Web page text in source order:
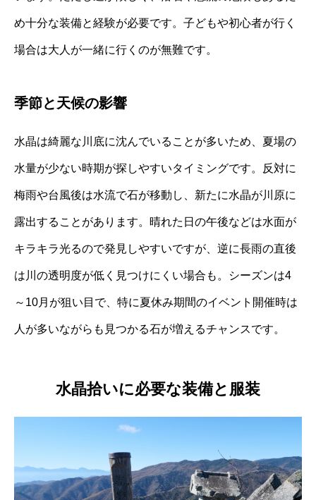
め十分な装備と経験が必要です。子どもや初心者が行く
場合は大人が一緒に行くのが無難です。
季節と天候の影響
水晶は綺麗な川底に沈んでいることが多いため、夏場の
水量が少ない時期が探しやすいタイミングです。反対に
梅雨や台風後は水流で石が移動し、新たに水晶が川原に
露出することがあります。晴れた日の午後などは水面が
キラキラ光るので発見しやすいですが、逆に長雨の直後
は川の透明度が低く見つけにくい場合も。シーズンは4
～10月が狙い目で、特に夏休み期間のイベント開催時は
人が多いながらも見つかる石が増えるチャンスです。
水晶拾いに必要な装備と服装